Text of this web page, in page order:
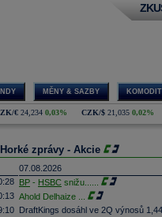
MĚNY & SAZBY
€ 24,234 0,03% CZK/$ 21,035 0,02%
Horké zprávy - Akcie
07.08.2026
BP - HSBC snižu
Ahold Delhaize
DraftKings dosáhl ve 2Q výnosů